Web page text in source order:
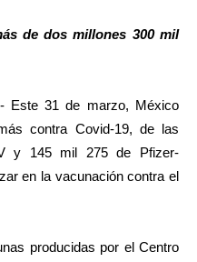
de dos millones 300 mil
Este 31 de marzo, México
contra Covid-19, de las
y 145 mil 275 de Pfizer-
en la vacunación contra el
producidas por el Centro